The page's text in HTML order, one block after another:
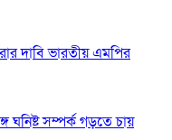
দাবি ভারতীয় এমপির
ঘনিষ্ট সম্পর্ক গড়তে চায়